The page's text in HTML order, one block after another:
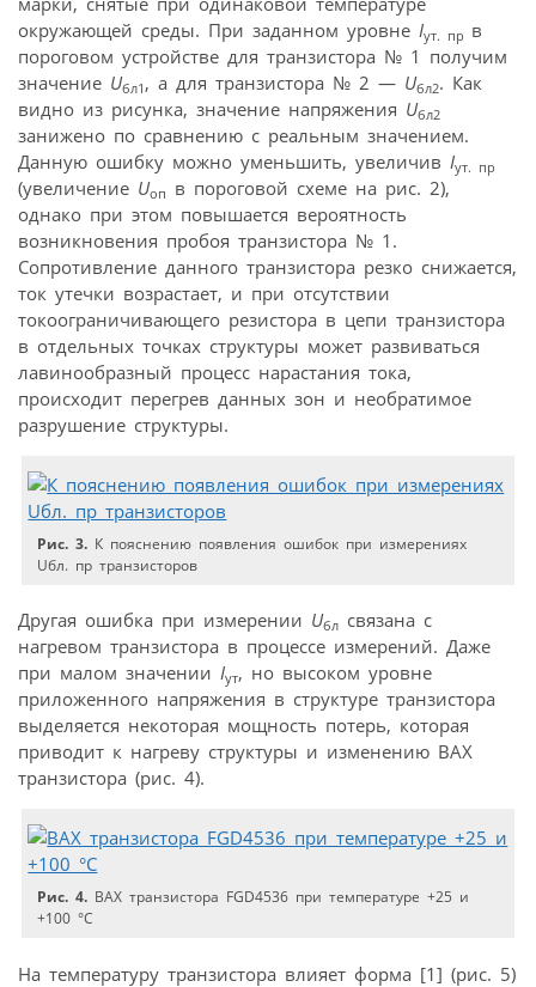
окружающей среды. При заданном уровне Iут. пр в
пороговом устройстве для транзистора № 1 получим
значение Uбл1 , а для транзистора № 2 — Uбл2. Как
видно из рисунка, значение напряжения Uбл2
занижено по сравнению с реальным значением.
Данную ошибку можно уменьшить, увеличив Iут. пр
(увеличение Uоп в пороговой схеме на рис. 2),
однако при этом повышается вероятность
возникновения пробоя транзистора № 1.
Сопротивление данного транзистора резко снижается,
ток утечки возрастает, и при отсутствии
токоограничивающего резистора в цепи транзистора
в отдельных точках структуры может развиваться
лавинообразный процесс нарастания тока,
происходит перегрев данных зон и необратимое
разрушение структуры.
Рис. 3. К пояснению появления ошибок при измерениях
Uбл. пр транзисторов
Другая ошибка при измерении Uбл связана с
нагревом транзистора в процессе измерений. Даже
при малом значении Iут, но высоком уровне
приложенного напряжения в структуре транзистора
выделяется некоторая мощность потерь, которая
приводит к нагреву структуры и изменению ВАХ
транзистора (рис. 4).
Рис. 4. ВАХ транзистора FGD4536 при температуре +25 и
+100 °С
На температуру транзистора влияет форма [1] (рис. 5)